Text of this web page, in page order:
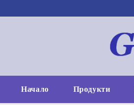
Начало Продукти